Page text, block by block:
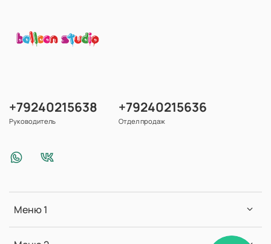
Меню 1
+79240215638
Руководитель
+79240215636
Отдел продаж